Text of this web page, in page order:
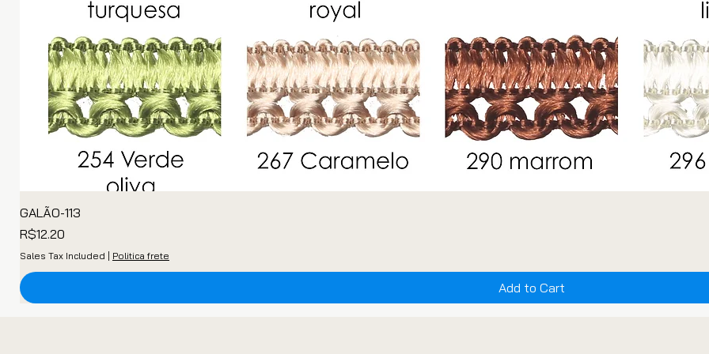
GALÃO-113
Price
R$12.20
Sales Tax Included | Politica frete
Add to Cart